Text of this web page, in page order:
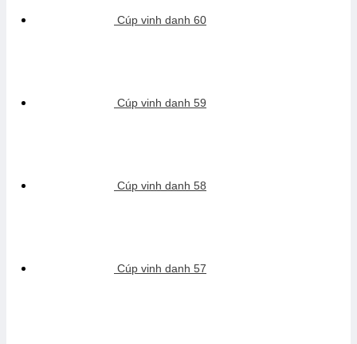
Cúp vinh danh 60
Cúp vinh danh 59
Cúp vinh danh 58
Cúp vinh danh 57